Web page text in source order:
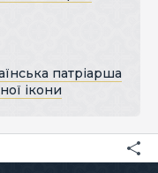
патріарша
ікони